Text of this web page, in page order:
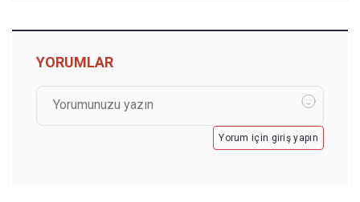
YORUMLAR
Yorum için giriş yapın